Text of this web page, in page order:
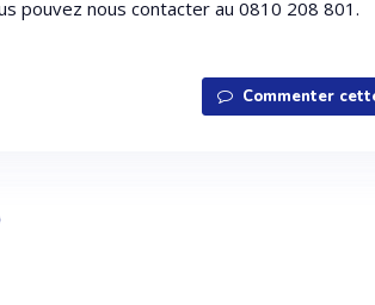
pouvez nous contacter au 0810 208 801.
Commenter